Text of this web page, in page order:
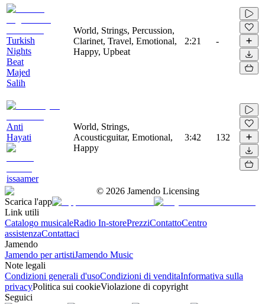
Turkish
Nights
Beat
Majed
Salih
World, Strings, Percussion,
Clarinet, Travel, Emotional,
Happy, Upbeat
2:21 -
Anti
Hayati
issaamer
World, Strings,
Acousticguitar, Emotional,
Happy
3:42 132
© 2026 Jamendo Licensing
Scarica l'app
Link utili
Catalogo musicaleRadio In-storePrezziContattoCentro
assistenzaContattaci
Jamendo
Jamendo per artistiJamendo Music
Note legali
Condizioni generali d'usoCondizioni di venditaInformativa sulla
privacyPolitica sui cookieViolazione di copyright
Seguici